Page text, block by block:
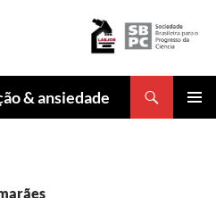
& ansiedade